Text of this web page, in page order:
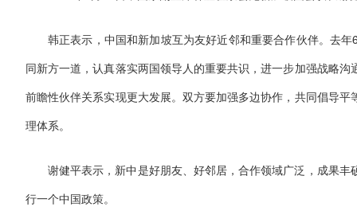
韩正表示，中国和新加坡互为友好近邻和重要合作伙伴。去
同新方一道，认真落实两国领导人的重要共识，进一步加强战略
前瞻性伙伴关系实现更大发展。双方要加强多边协作，共同倡导
理体系。
谢健平表示，新中是好朋友、好邻居，合作领域广泛，成果
行一个中国政策。